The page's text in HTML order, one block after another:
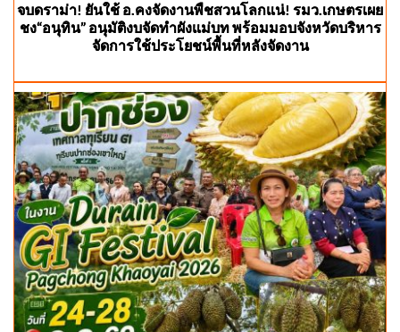
จบดราม่า! ยันใช้ อ.คงจัดงานพืชสวนโลกแน่! รมว.เกษตรเผย
ชง“อนุทิน” อนุมัติงบจัดทำผังแม่บท พร้อมมอบจังหวัดบริหาร
จัดการใช้ประโยชน์พื้นที่หลังจัดงาน